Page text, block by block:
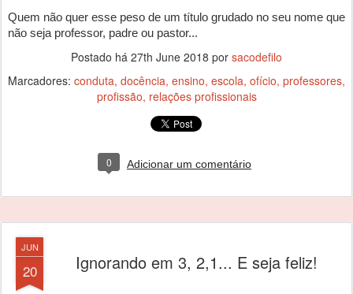
Quem não quer esse peso de um título grudado no seu nome que
não seja professor, padre ou pastor...
Postado há 27th June 2018 por sacodefilo
Marcadores: conduta docência ensino escola ofício professores
profissão relações profissionais
0 Adicionar um comentário
JUN
20 Ignorando em 3, 2,1... E seja feliz!